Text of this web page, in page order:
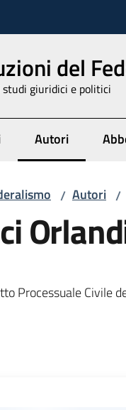
del
giuridici e politici
Autori
Menu
/ Autori /
Processuale Civile